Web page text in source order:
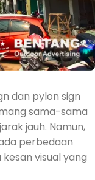
dan pylon sign
sama-sama
jauh. Namun,
perbedaan
visual yang